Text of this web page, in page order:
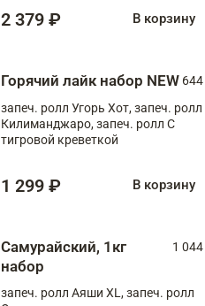
Медовая креветка
2 379 ₽ В корзину
Горячий лайк набор NEW 644
запеч. ролл Угорь Хот, запеч. ролл
Килиманджаро, запеч. ролл С
тигровой креветкой
1 299 ₽ В корзину
Самурайский, 1кг
набор
1 044
запеч. ролл Аяши XL, запеч. ролл